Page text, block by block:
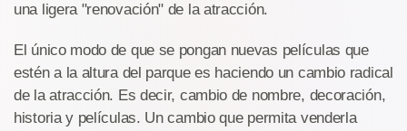
una ligera "renovación" de la atracción.
El único modo de que se pongan nuevas películas que
estén a la altura del parque es haciendo un cambio radical
de la atracción. Es decir, cambio de nombre, decoración,
historia y películas. Un cambio que permita venderla